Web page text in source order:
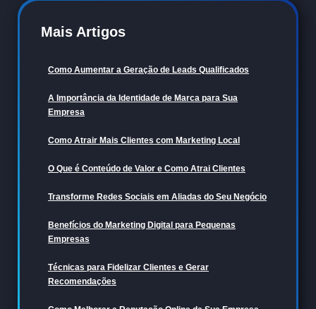
Mais Artigos
Como Aumentar a Geração de Leads Qualificados
A Importância da Identidade de Marca para Sua
Empresa
Como Atrair Mais Clientes com Marketing Local
O Que é Conteúdo de Valor e Como Atrai Clientes
Transforme Redes Sociais em Aliadas do Seu Negócio
Benefícios do Marketing Digital para Pequenas
Empresas
Técnicas para Fidelizar Clientes e Gerar
Recomendações